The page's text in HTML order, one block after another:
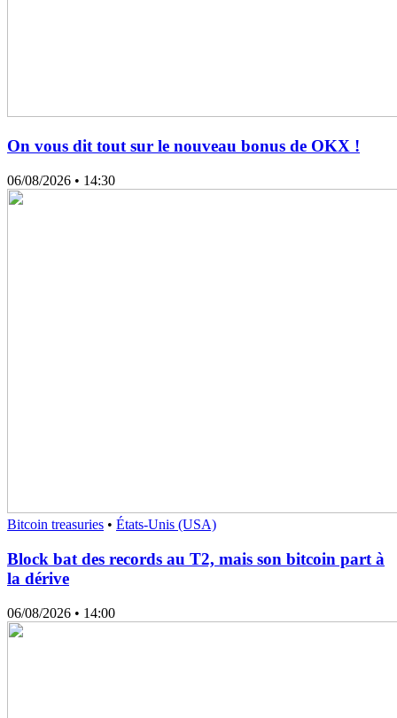
On vous dit tout sur le nouveau bonus de OKX !
06/08/2026 • 14:30
Bitcoin treasuries • États-Unis (USA)
Block bat des records au T2, mais son bitcoin part à
la dérive
06/08/2026 • 14:00